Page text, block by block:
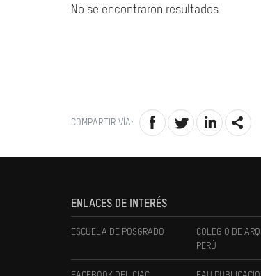
No se encontraron resultados
COMPARTIR VÍA:
ENLACES DE INTERÉS
ESCUELA DE POSGRADO
COLEGIO DE
PERÚ